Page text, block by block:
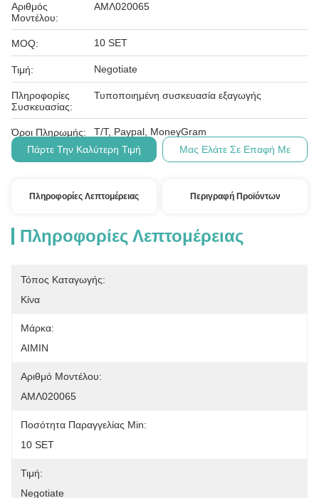
Αριθμός
Μοντέλου:
ΑΜΛ020065
MOQ: 10 SET
Τιμή: Negotiate
Πληροφορίες
Συσκευασίας:
Τυποποιημένη συσκευασία εξαγωγής
Όροι Πληρωμής:
T/T, Paypal, MoneyGram
Πάρτε Την Καλύτερη Τιμή
Μας Ελάτε Σε Επαφή Με
Πληροφορίες Λεπτομέρειας Περιγραφή Προϊόντων
Πληροφορίες Λεπτομέρειας
Τόπος Καταγωγής:
Κίνα
Μάρκα:
AIMIN
Αριθμό Μοντέλου:
ΑΜΛ020065
Ποσότητα Παραγγελίας Min:
10 SET
Τιμή:
Negotiate